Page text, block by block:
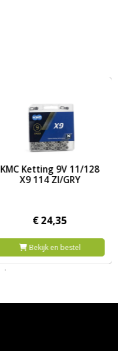
KMC Missinglink DLC11
krt 2
€15,25
Bekijk en bestel